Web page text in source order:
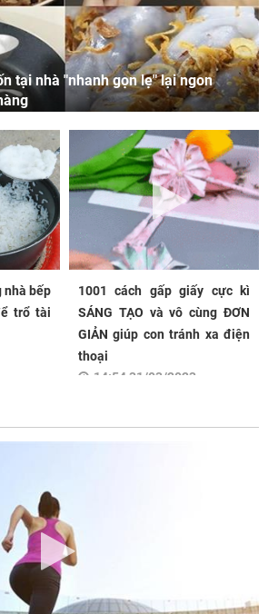
tại nhà "nhanh gọn lẹ" lại ngon
nhà bếp
trổ tài
1001 cách gấp giấy cực kì
SÁNG TẠO và vô cùng ĐƠN
GIẢN giúp con tránh xa điện
thoại
14:54 31/03/2023